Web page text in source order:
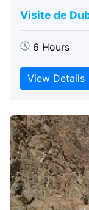
Visite de
6 Hours
View Details